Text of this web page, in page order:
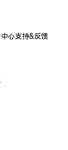
心支持&反馈